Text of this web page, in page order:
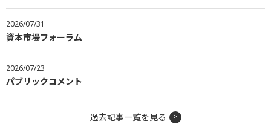
2026/07/31
資本市場フォーラム
2026/07/23
パブリックコメント
過去記事一覧を見る